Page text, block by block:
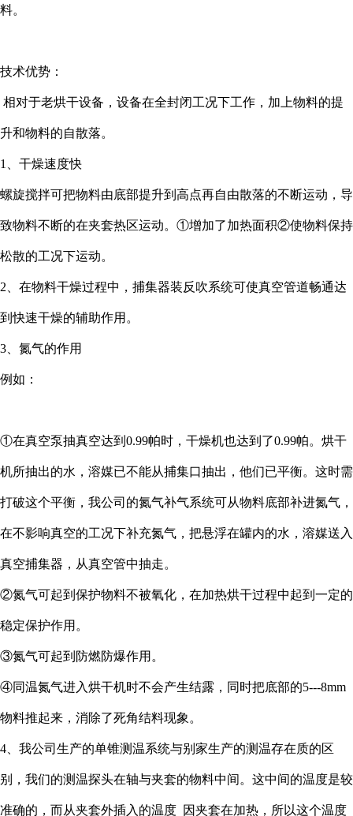
料。
技术优势：
相对于老烘干设备，设备在全封闭工况下工作，加上物料的提
升和物料的自散落。
1、干燥速度快
螺旋搅拌可把物料由底部提升到高点再自由散落的不断运动，导
致物料不断的在夹套热区运动。①增加了加热面积②使物料保持
松散的工况下运动。
2、在物料干燥过程中，捕集器装反吹系统可使真空管道畅通达
到快速干燥的辅助作用。
3、氮气的作用
例如：
①在真空泵抽真空达到0.99帕时，干燥机也达到了0.99帕。烘干
机所抽出的水，溶媒已不能从捕集口抽出，他们已平衡。这时需
打破这个平衡，我公司的氮气补气系统可从物料底部补进氮气，
在不影响真空的工况下补充氮气，把悬浮在罐内的水，溶媒送入
真空捕集器，从真空管中抽走。
②氮气可起到保护物料不被氧化，在加热烘干过程中起到一定的
稳定保护作用。
③氮气可起到防燃防爆作用。
④同温氮气进入烘干机时不会产生结露，同时把底部的5---8mm
物料推起来，消除了死角结料现象。
4、我公司生产的单锥测温系统与别家生产的测温存在质的区
别，我们的测温探头在轴与夹套的物料中间。这中间的温度是较
准确的，而从夹套外插入的温度 因夹套在加热，所以这个温度